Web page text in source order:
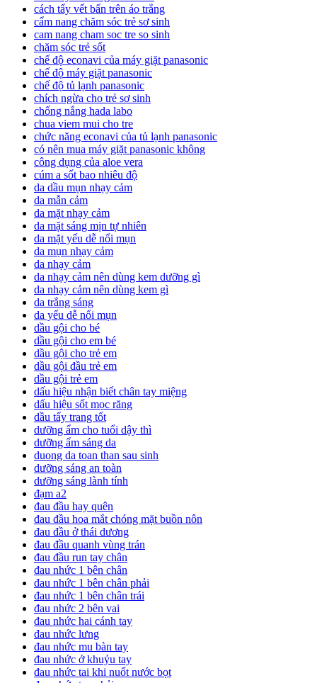
cách tẩy vết bẩn trên áo trắng
cẩm nang chăm sóc trẻ sơ sinh
cam nang cham soc tre so sinh
chăm sóc trẻ sốt
chế độ econavi của máy giặt panasonic
chế độ máy giặt panasonic
chế độ tủ lạnh panasonic
chích ngừa cho trẻ sơ sinh
chống nắng hada labo
chua viem mui cho tre
chức năng econavi của tủ lạnh panasonic
có nên mua máy giặt panasonic không
công dụng của aloe vera
cúm a sốt bao nhiêu độ
da dầu mụn nhạy cảm
da mẫn cảm
da mặt nhạy cảm
da mặt sáng mịn tự nhiên
da mặt yếu dễ nổi mụn
da mụn nhạy cảm
da nhạy cảm
da nhạy cảm nên dùng kem dưỡng gì
da nhạy cảm nên dùng kem gì
da trắng sáng
da yếu dễ nổi mụn
dầu gội cho bé
dầu gội cho em bé
dầu gội cho trẻ em
dầu gội đầu trẻ em
dầu gội trẻ em
dấu hiệu nhận biết chân tay miệng
dấu hiệu sốt mọc răng
dầu tẩy trang tốt
dưỡng ẩm cho tuổi dậy thì
dưỡng ẩm sáng da
duong da toan than sau sinh
dưỡng sáng an toàn
dưỡng sáng lành tính
đạm a2
đau đầu hay quên
đau đầu hoa mắt chóng mặt buồn nôn
đau đầu ở thái dương
đau đầu quanh vùng trán
đau đầu run tay chân
đau nhức 1 bên chân
đau nhức 1 bên chân phải
đau nhức 1 bên chân trái
đau nhức 2 bên vai
đau nhức hai cánh tay
đau nhức lưng
đau nhức mu bàn tay
đau nhức ở khuỷu tay
đau nhức tai khi nuốt nước bọt